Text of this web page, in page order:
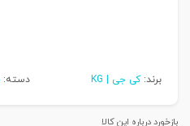
برند:کی جی | KG دسته:
بازخورد درباره این کالا